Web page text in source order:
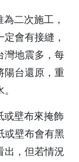
為二次施工，
會有接縫，
灣地震多，每
陽台還原，重
或壁布來掩飾
或壁布會有黑
出，但若情況